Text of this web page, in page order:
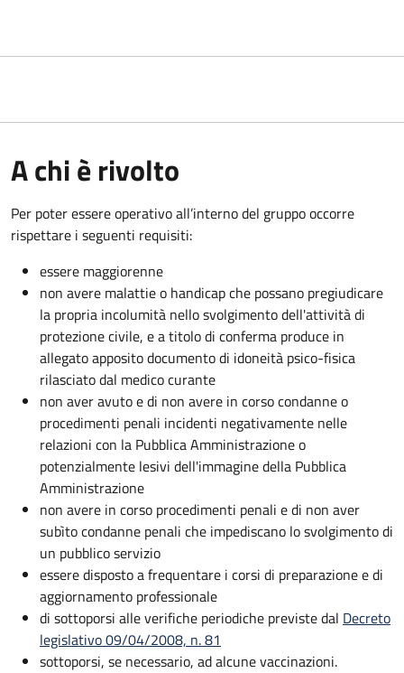
A chi è rivolto
Per poter essere operativo all’interno del gruppo occorre
rispettare i seguenti requisiti:
essere maggiorenne
non avere malattie o handicap che possano pregiudicare
la propria incolumità nello svolgimento dell'attività di
protezione civile, e a titolo di conferma produce in
allegato apposito documento di idoneità psico-fisica
rilasciato dal medico curante
non aver avuto e di non avere in corso condanne o
procedimenti penali incidenti negativamente nelle
relazioni con la Pubblica Amministrazione o
potenzialmente lesivi dell'immagine della Pubblica
Amministrazione
non avere in corso procedimenti penali e di non aver
subìto condanne penali che impediscano lo svolgimento di
un pubblico servizio
essere disposto a frequentare i corsi di preparazione e di
aggiornamento professionale
di sottoporsi alle verifiche periodiche previste dal Decreto
legislativo 09/04/2008, n. 81
sottoporsi, se necessario, ad alcune vaccinazioni.